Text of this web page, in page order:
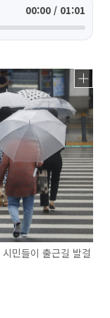
00:00 / 01:01
민들이 출근길 발걸